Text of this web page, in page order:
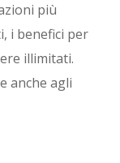
più
i benefici per
illimitati.
anche agli